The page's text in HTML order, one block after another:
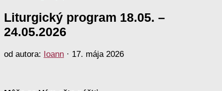
Liturgický program 18.05. –
24.05.2026
od autora: Ioann · 17. mája 2026